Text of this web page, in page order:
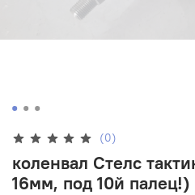
(0)
коленвал Стелс
16мм, под 10й